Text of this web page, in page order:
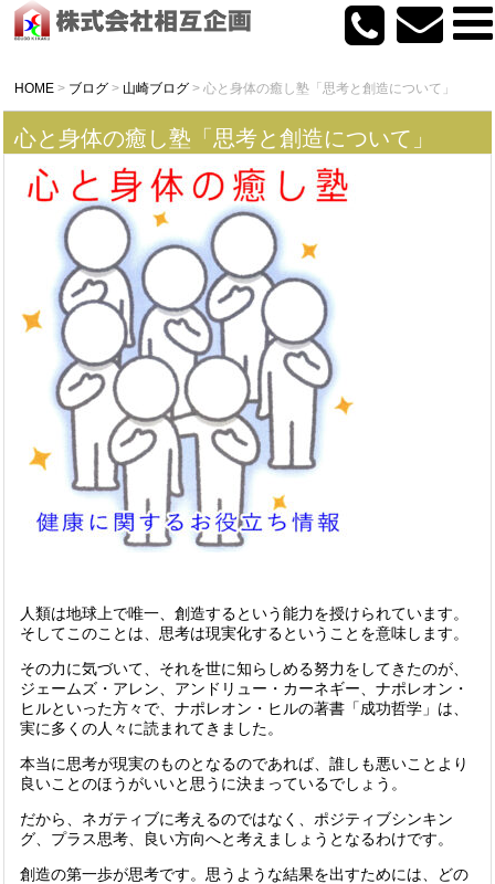
HOME > ブログ > 山崎ブログ > 心と身体の癒し塾「思考と創造について」
心と身体の癒し塾「思考と創造について」
人類は地球上で唯一、創造するという能力を授けられています。
そしてこのことは、思考は現実化するということを意味します。
その力に気づいて、それを世に知らしめる努力をしてきたのが、
ジェームズ・アレン、アンドリュー・カーネギー、ナポレオン・
ヒルといった方々で、ナポレオン・ヒルの著書「成功哲学」は、
実に多くの人々に読まれてきました。
本当に思考が現実のものとなるのであれば、誰しも悪いことより
良いことのほうがいいと思うに決まっているでしょう。
だから、ネガティブに考えるのではなく、ポジティブシンキン
グ、プラス思考、良い方向へと考えましょうとなるわけです。
創造の第一歩が思考です。思うような結果を出すためには、どの